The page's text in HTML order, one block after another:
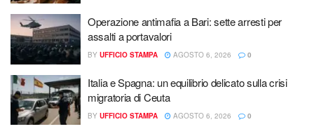
Operazione antimafia a Bari: sette arresti per
assalti a portavalori
BY UFFICIO STAMPA AGOSTO 6, 2026 0
Italia e Spagna: un equilibrio delicato sulla crisi
migratoria di Ceuta
BY UFFICIO STAMPA AGOSTO 6, 2026 0